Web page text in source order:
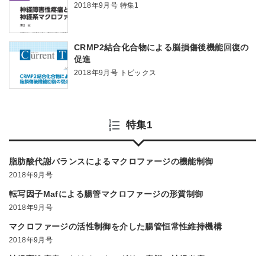
2018年9月号 特集1
CRMP2結合化合物による脳損傷後機能回復の
促進
2018年9月号 トピックス
特集1
脂肪酸代謝バランスによるマクロファージの機能制御
2018年9月号
転写因子Mafによる腸管マクロファージの形質制御
2018年9月号
マクロファージの活性制御を介した腸管恒常性維持機構
2018年9月号